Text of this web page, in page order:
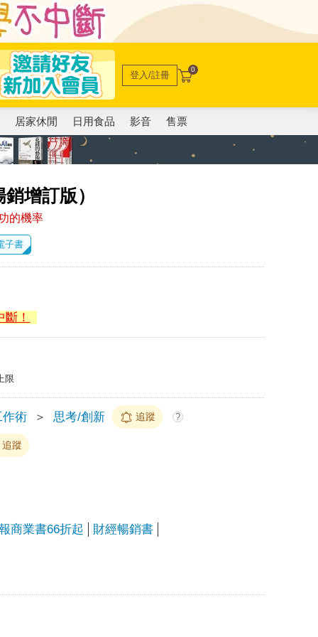
登入/註冊 0
居家休閒 日用食品 影音 售票
增訂版）
的機率
子書
！
限
作術 ＞ 思考/創新 追蹤 ?
追蹤
商業書66折起 財經暢銷書